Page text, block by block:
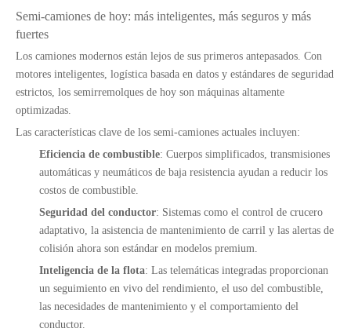
Semi-camiones de hoy: más inteligentes, más seguros y más
fuertes
Los camiones modernos están lejos de sus primeros antepasados. Con
motores inteligentes, logística basada en datos y estándares de seguridad
estrictos, los semirremolques de hoy son máquinas altamente
optimizadas.
Las características clave de los semi-camiones actuales incluyen:
Eficiencia de combustible: Cuerpos simplificados, transmisiones
automáticas y neumáticos de baja resistencia ayudan a reducir los
costos de combustible.
Seguridad del conductor: Sistemas como el control de crucero
adaptativo, la asistencia de mantenimiento de carril y las alertas de
colisión ahora son estándar en modelos premium.
Inteligencia de la flota: Las telemáticas integradas proporcionan
un seguimiento en vivo del rendimiento, el uso del combustible,
las necesidades de mantenimiento y el comportamiento del
conductor.